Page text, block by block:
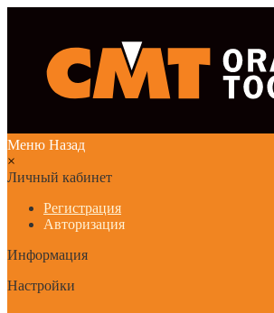
Меню Назад
×
Личный кабинет
Регистрация
Авторизация
Информация
Настройки